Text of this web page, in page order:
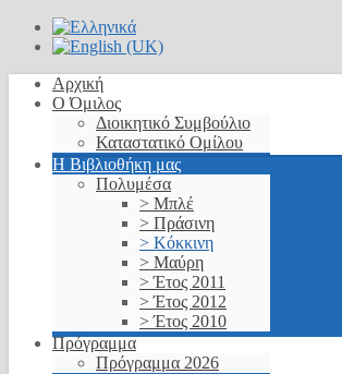
Αρχική
Ο Όμιλος
Διοικητικό Συμβούλιο
Καταστατικό Ομίλου
Η Βιβλιοθήκη μας
Πολυμέσα
> Μπλέ
> Πράσινη
> Κόκκινη
> Μαύρη
> Έτος 2011
> Έτος 2012
> Έτος 2010
Πρόγραμμα
Πρόγραμμα 2026